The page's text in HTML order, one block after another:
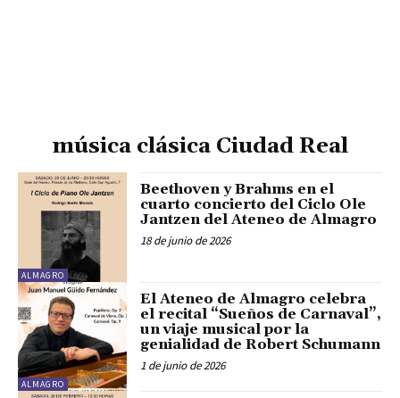
música clásica Ciudad Real
ALMAGRO
Beethoven y Brahms en el
cuarto concierto del Ciclo Ole
Jantzen del Ateneo de Almagro
18 de junio de 2026
ALMAGRO
El Ateneo de Almagro celebra
el recital “Sueños de Carnaval”,
un viaje musical por la
genialidad de Robert Schumann
1 de junio de 2026